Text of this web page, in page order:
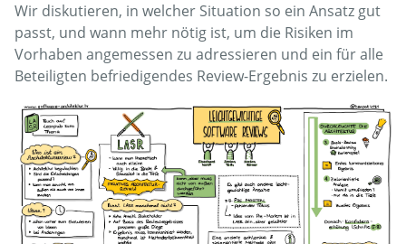
Wir diskutieren, in welcher Situation so ein Ansatz gut
passt, und wann mehr nötig ist, um die Risiken im
Vorhaben angemessen zu adressieren und ein für alle
Beteiligten befriedigendes Review-Ergebnis zu erzielen.